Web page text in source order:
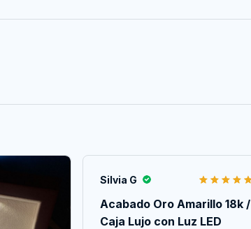
Silvia G
Acabado Oro Amarillo 18k /
Caja Lujo con Luz LED